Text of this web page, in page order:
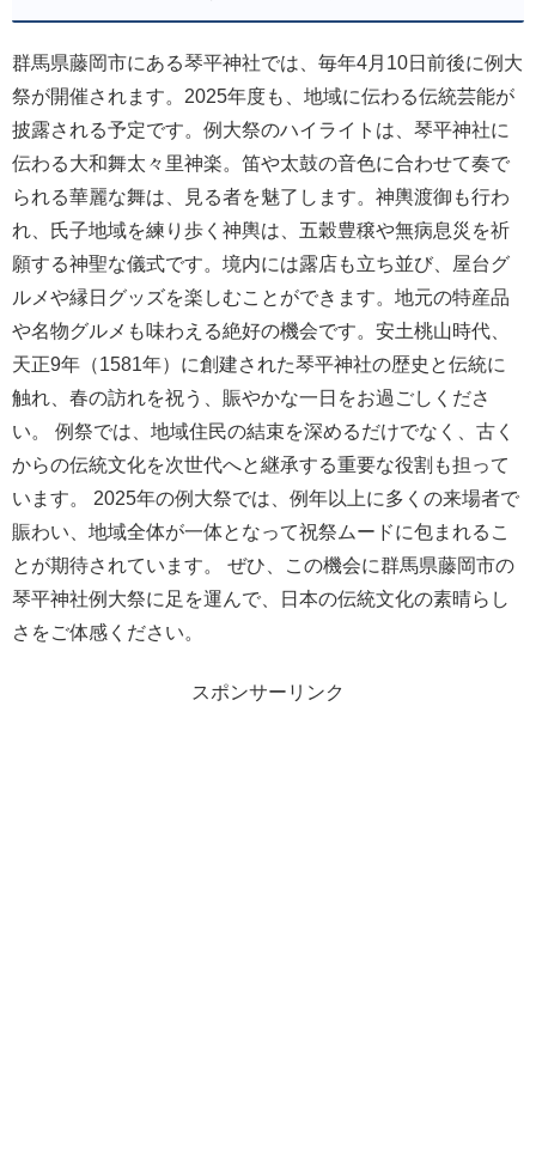
群馬県藤岡市にある琴平神社では、毎年4月10日前後に例大
祭が開催されます。2025年度も、地域に伝わる伝統芸能が
披露される予定です。例大祭のハイライトは、琴平神社に
伝わる大和舞太々里神楽。笛や太鼓の音色に合わせて奏で
られる華麗な舞は、見る者を魅了します。神輿渡御も行わ
れ、氏子地域を練り歩く神輿は、五穀豊穣や無病息災を祈
願する神聖な儀式です。境内には露店も立ち並び、屋台グ
ルメや縁日グッズを楽しむことができます。地元の特産品
や名物グルメも味わえる絶好の機会です。安土桃山時代、
天正9年（1581年）に創建された琴平神社の歴史と伝統に
触れ、春の訪れを祝う、賑やかな一日をお過ごしくださ
い。 例祭では、地域住民の結束を深めるだけでなく、古く
からの伝統文化を次世代へと継承する重要な役割も担って
います。 2025年の例大祭では、例年以上に多くの来場者で
賑わい、地域全体が一体となって祝祭ムードに包まれるこ
とが期待されています。 ぜひ、この機会に群馬県藤岡市の
琴平神社例大祭に足を運んで、日本の伝統文化の素晴らし
さをご体感ください。
スポンサーリンク